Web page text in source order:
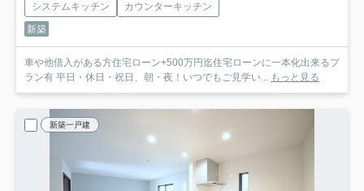
システムキッチン
カウンターキッチン
新築
車や他借入がある方住宅ローン+500万円迄住宅ローンに一本化出来るプ
ラン有 平日・休日・祝日、朝・夜！いつでもご見学い... もっと見る
新築一戸建